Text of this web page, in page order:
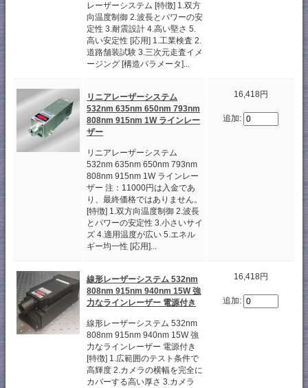
レーザーシステム [特徴] 1.双方
向温度制御 2.波長とパワーの安
定性 3.耐震設計 4.高い堅さ 5.
高い安定性 [応用] 1.工業検査 2.
道路舗装試験 3.三次元走査イメ
ージング [構造パラメータ]...
リニアレーザーシステム
532nm 635nm 650nm 793nm
808nm 915nm 1W ラインレー
ザー
リニアレーザーシステム
532nm 635nm 650nm 793nm
808nm 915nm 1W ラインレー
ザー 注：11000円は入金であ
り、最終価格ではありません。
[特徴] 1.双方向温度制御 2.波長
とパワーの安定性 3.小さいサイ
ズ 4.適用温度が広い 5.エネル
ギー均一性 [応用]...
16,418円
追加:
線形レーザーシステム 532nm
808nm 915nm 940nm 15W 強
力なラインレーザー 電源付き
線形レーザーシステム 532nm
808nm 915nm 940nm 15W 強
力なラインレーザー 電源付き
[特徴] 1.広範囲のテスト条件で
高輝度 2.カメラの横幅を完全に
カバーする高い厚さ 3.カメラ
16,418円
追加: